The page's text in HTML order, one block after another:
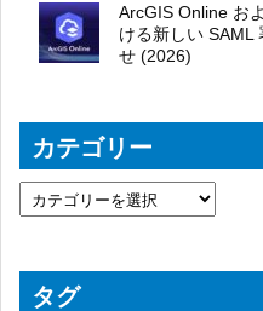
ArcGIS Online お
ける新しい SAML
せ (2026)
カテゴリー
タグ